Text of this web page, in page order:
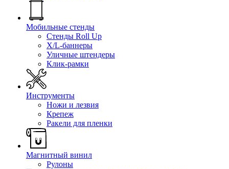
Мобильные стенды
Стенды Roll Up
X/L-баннеры
Уличные штендеры
Клик-рамки
Инструменты
Ножи и лезвия
Крепеж
Ракели для пленки
Магнитный винил
Рулоны